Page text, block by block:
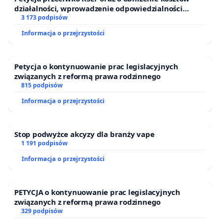
Z wyrazami szacunku
Mieszkańcy
działalności, wprowadzenie odpowiedzialności
finansowej kluczowych urzędników i sędziów
3 173 podpisów
Informacja o przejrzystości
Petycja o kontynuowanie prac legislacyjnych
związanych z reformą prawa rodzinnego
815 podpisów
Informacja o przejrzystości
Stop podwyżce akcyzy dla branży vape
1 191 podpisów
Informacja o przejrzystości
PETYCJA o kontynuowanie prac legislacyjnych
związanych z reformą prawa rodzinnego
329 podpisów